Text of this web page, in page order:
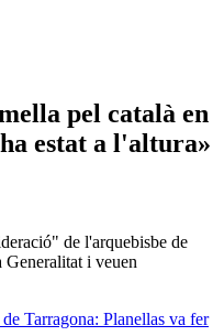
pel català en
estat a l'altura»
de l'arquebisbe de
i veuen
Tarragona: Planellas va fer